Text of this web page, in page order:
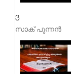
3
സാക് പുന്നൻ